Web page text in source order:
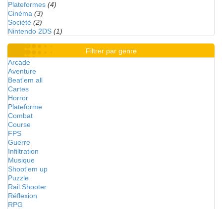
Plateformes (4)
Cinéma (3)
Société (2)
Nintendo 2DS (1)
Filtrer par genre
Arcade
Aventure
Beat'em all
Cartes
Horror
Plateforme
Combat
Course
FPS
Guerre
Infiltration
Musique
Shoot'em up
Puzzle
Rail Shooter
Réflexion
RPG